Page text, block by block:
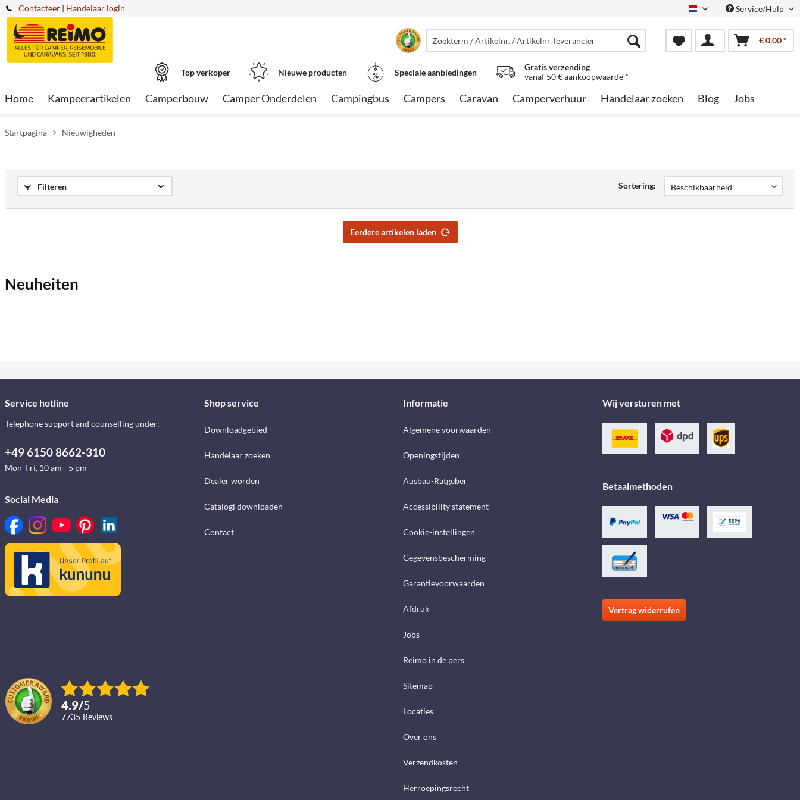
Contacteer Dutch Service/Hulp
| Handelaar login
€ 0,00 *
Top verkoper Nieuwe producten Speciale aanbiedingen
Gratis verzending
vanaf 50 € aankoopwaarde *
Home Kampeerartikelen Camperbouw Camper Onderdelen Campingbus Campers Caravan Camperverhuur Handelaar zoeken Blog Jobs
Startpagina Nieuwigheden
Filteren Sortering:
Eerdere artikelen laden
Neuheiten
Service hotline
Telephone support and counselling under:
+49 6150 8662-310
Mon-Fri, 10 am - 5 pm
Social Media
4.9/5
7735 reviews
Shop service
Downloadgebied
Handelaar zoeken
Dealer worden
Catalogi downloaden
Contact
Informatie
Algemene voorwaarden
Openingstijden
Ausbau-Ratgeber
Accessibility statement
Cookie-instellingen
Gegevensbescherming
Garantievoorwaarden
Afdruk
Jobs
Reimo in de pers
Sitemap
Locaties
Over ons
Verzendkosten
Herroepingsrecht
Wij versturen met
Betaalmethoden
Vertrag widerrufen